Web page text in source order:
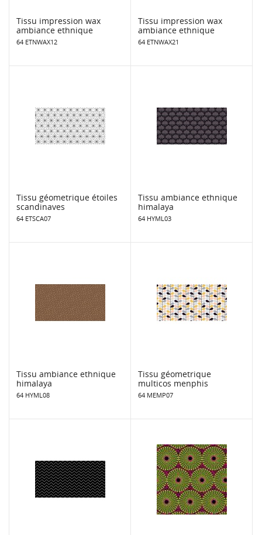
Tissu impression wax
ambiance ethnique
64 ETNWAX12
Tissu impression wax
ambiance ethnique
64 ETNWAX21
Tissu géometrique étoiles
scandinaves
64 ETSCA07
Tissu ambiance ethnique
himalaya
64 HYML03
Tissu ambiance ethnique
himalaya
64 HYML08
Tissu géometrique
multicos menphis
64 MEMP07